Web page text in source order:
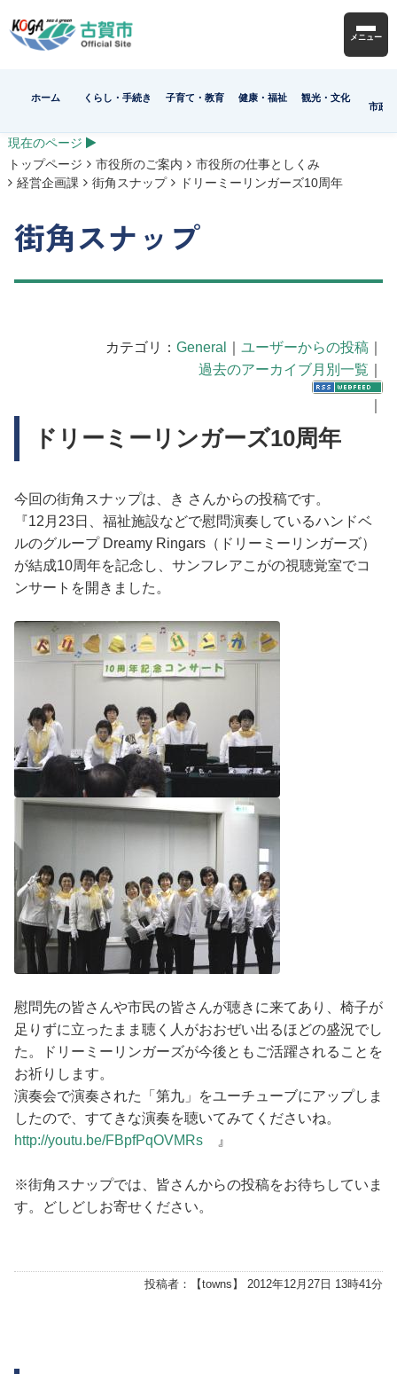
メニュー
ホーム くらし・手続き 子育て・教育 健康・福祉
観光・文化
市政
現在のページ
トップページ
市役所のご案内
市役所の仕事としくみ
経営企画課
街角スナップ ドリーミーリンガーズ10周年
街角スナップ
カテゴリ： General ユーザーからの投稿
過去のアーカイブ月別一覧
ドリーミーリンガーズ10周年
今回の街角スナップは、き さんからの投稿です。
『12月23日、福祉施設などで慰問演奏しているハンドベ
ルのグループ Dreamy Ringars（ドリーミーリンガーズ）
が結成10周年を記念し、サンフレアこがの視聴覚室でコ
ンサートを開きました。
慰問先の皆さんや市民の皆さんが聴きに来てあり、椅子が
足りずに立ったまま聴く人がおおぜい出るほどの盛況でし
た。ドリーミーリンガーズが今後ともご活躍されることを
お祈りします。
演奏会で演奏された「第九」をユーチューブにアップしま
したので、すてきな演奏を聴いてみてくださいね。
http://youtu.be/FBpfPqOVMRs 』
※街角スナップでは、皆さんからの投稿をお待ちしていま
す。どしどしお寄せください。
投稿者：【towns 】 2012年12月27日 13時41分